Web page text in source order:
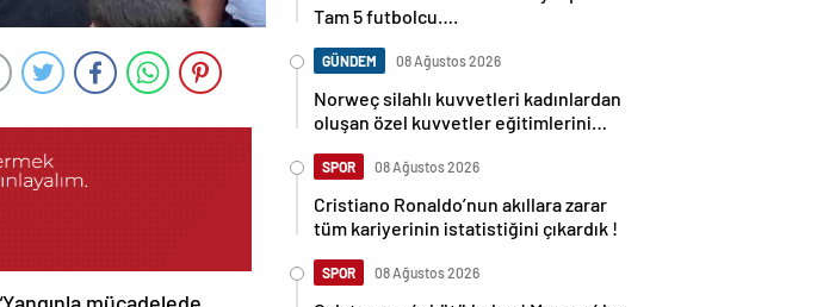
Tam 5 futbolcu….
GÜNDEM 08 Ağustos 2026
Norweç silahlı kuvvetleri kadınlardan
oluşan özel kuvvetler eğitimlerini
SPOR 08 Ağustos 2026
Cristiano Ronaldo’nun akıllara zarar
tüm kariyerinin istatistiğini çıkardık !
SPOR 08 Ağustos 2026